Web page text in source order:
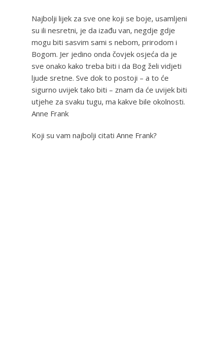
Najbolji lijek za sve one koji se boje, usamljeni
su ili nesretni, je da izađu van, negdje gdje
mogu biti sasvim sami s nebom, prirodom i
Bogom. Jer jedino onda čovjek osjeća da je
sve onako kako treba biti i da Bog želi vidjeti
ljude sretne. Sve dok to postoji – a to će
sigurno uvijek tako biti – znam da će uvijek biti
utjehe za svaku tugu, ma kakve bile okolnosti.
Anne Frank
Koji su vam najbolji citati Anne Frank?